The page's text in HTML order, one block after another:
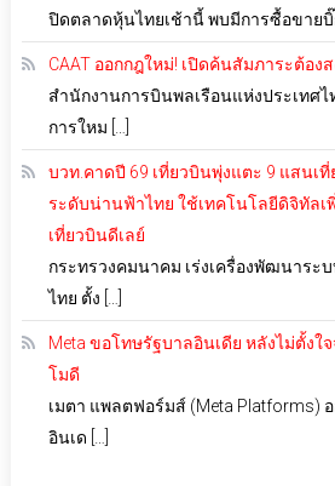
ปิดตลาดหุ้นไทยเช้านี้ พบมีการซื้อขายบิ๊
CAAT ออกกฎใหม่! เปิดค้นสัมภาระต้อง
สำนักงานการบินพลเรือนแห่งประเทศไ
การใหม […]
บวท.คาดปี 69 เที่ยวบินพุ่งแตะ 9 แสนเที่
ระดับน่านฟ้าไทย ใช้เทคโนโลยีดิจิทัล
เที่ยวบินดีเลย์
กระทรวงคมนาคม เร่งเครื่องพัฒนาระ
ไทย ตั้ง […]
Meta ขอโทษรัฐบาลอินเดีย หลังไม่ตั้งใ
โมดี
เมตา แพลตฟอร์มส์ (Meta Platforms)
อินเด […]